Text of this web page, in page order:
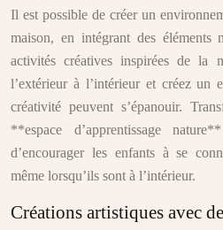
Il est possible de créer un
maison, en intégrant des éléments
activités créatives inspirées de la
l’extérieur à l’intérieur et créez un
créativité peuvent s’épanouir.
**espace d’apprentissage
d’encourager les enfants à se
même lorsqu’ils sont à l’intérieur.
Créations artistiques avec